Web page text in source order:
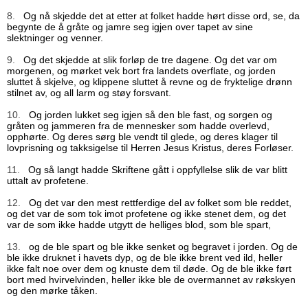
8.
Og nå skjedde det at etter at folket hadde hørt disse ord, se, da
begynte de å gråte og jamre seg igjen over tapet av sine
slektninger og venner.
9.
Og det skjedde at slik forløp de tre dagene. Og det var om
morgenen, og mørket vek bort fra landets overflate, og jorden
sluttet å skjelve, og klippene sluttet å revne og de fryktelige drønn
stilnet av, og all larm og støy forsvant.
10.
Og jorden lukket seg igjen så den ble fast, og sorgen og
gråten og jammeren fra de mennesker som hadde overlevd,
opphørte. Og deres sørg ble vendt til glede, og deres klager til
lovprisning og takksigelse til Herren Jesus Kristus, deres Forløser.
11.
Og så langt hadde Skriftene gått i oppfyllelse slik de var blitt
uttalt av profetene.
12.
Og det var den mest rettferdige del av folket som ble reddet,
og det var de som tok imot profetene og ikke stenet dem, og det
var de som ikke hadde utgytt de helliges blod, som ble spart,
13.
og de ble spart og ble ikke senket og begravet i jorden. Og de
ble ikke druknet i havets dyp, og de ble ikke brent ved ild, heller
ikke falt noe over dem og knuste dem til døde. Og de ble ikke ført
bort med hvirvelvinden, heller ikke ble de overmannet av røkskyen
og den mørke tåken.